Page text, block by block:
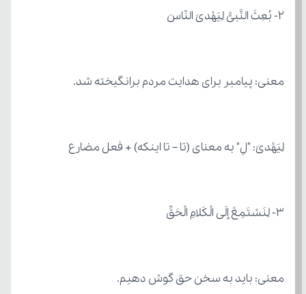
۲- بُعِثَ النَّبیُّ لِیَهْدیَ النّاسَ
معنی: پیامبر برای هدایت مردم برانگیخته شد.
لِیَهْدیَ: "لِ" به معنای (تا – تا اینکه) + فعل مضارع
۳- لِنَسْتَمِعْ إلَی الْکَلامِ الْحَقِّ
معنی: باید به سخن حق گوش دهیم.